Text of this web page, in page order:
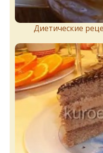
Диетические